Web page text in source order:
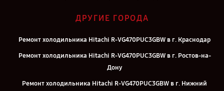
ДРУГИЕ ГОРОДА
Ремонт холодильника Hitachi R-VG470PUC3GBW в г. Краснодар
Ремонт холодильника Hitachi R-VG470PUC3GBW в г. Ростов-на-
Дону
Ремонт холодильника Hitachi R-VG470PUC3GBW в г. Нижний